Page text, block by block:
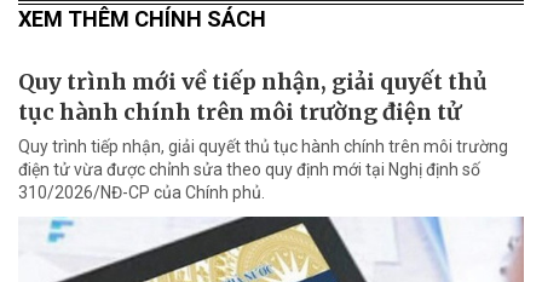
XEM THÊM CHÍNH SÁCH
Quy trình mới về tiếp nhận, giải quyết thủ
tục hành chính trên môi trường điện tử
Quy trình tiếp nhận, giải quyết thủ tục hành chính trên môi trường
điện tử vừa được chỉnh sửa theo quy định mới tại Nghị định số
310/2026/NĐ-CP của Chính phủ.